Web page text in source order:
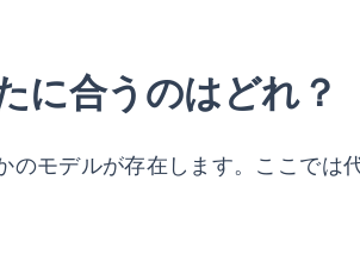
に合うのはどれ？
モデルが存在します。ここで